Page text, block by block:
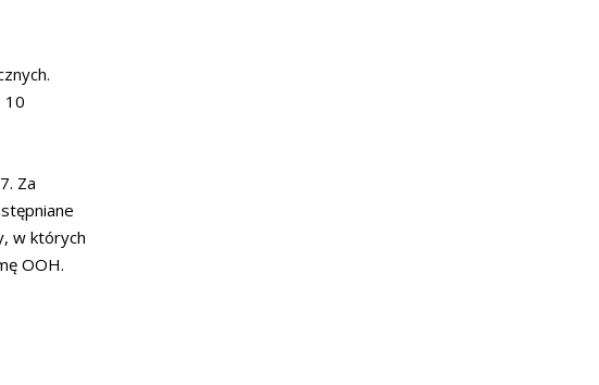
10
Za
w których
OOH.